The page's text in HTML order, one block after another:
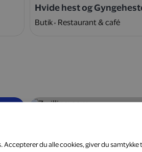
Hvide hest og
Butik Restaurant & café
du alle cookies, giver du samtykke